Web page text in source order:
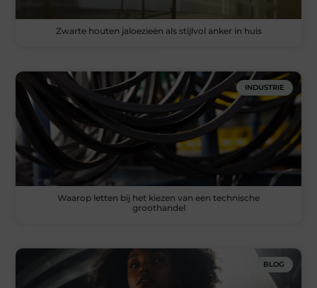
Zwarte houten jaloezieën als stijlvol anker in huis
INDUSTRIE
Waarop letten bij het kiezen van een technische
groothandel
BLOG